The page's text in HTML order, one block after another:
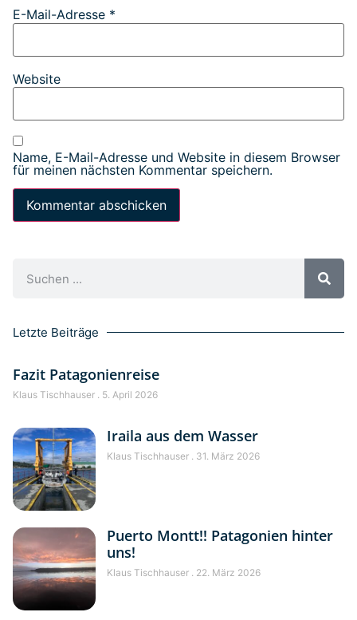
E-Mail-Adresse *
Website
Name, E-Mail-Adresse und Website in diesem Browser
für meinen nächsten Kommentar speichern.
Letzte Beiträge
Fazit Patagonienreise
Klaus Tischhauser 5. April 2026
Iraila aus dem Wasser
Klaus Tischhauser 31. März 2026
Puerto Montt!! Patagonien hinter
uns!
Klaus Tischhauser 22. März 2026